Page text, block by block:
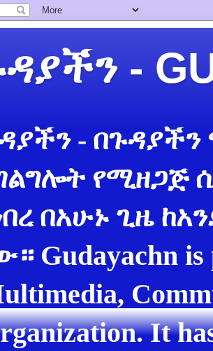
-
-
የሚዘጋጅ
በአሁኑ ጊዜ
Gudayachn is
It